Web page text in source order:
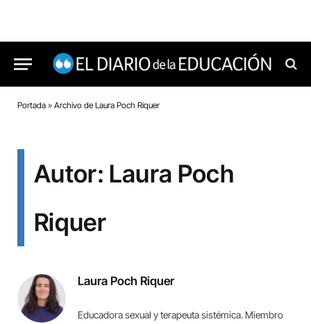
Portada » Archivo de Laura Poch Riquer
Autor: Laura Poch
Riquer
Laura Poch Riquer
Educadora sexual y terapeuta sistémica. Miembro